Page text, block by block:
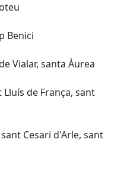
Benici
Vialar, santa Àurea
Lluís de França, sant
Cesari d'Arle, sant